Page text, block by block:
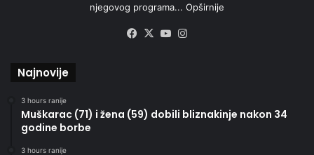
njegovog programa... Opširnije
Facebook
X YouTube
Najnovije
3 hours ranije
Muškarac (71) i žena (59) dobili bliznakinje nakon 34
godine borbe
3 hours ranije